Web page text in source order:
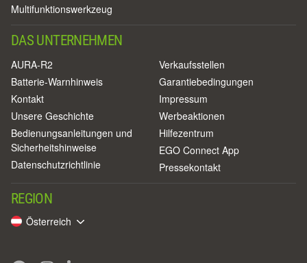
Multifunktionswerkzeug
DAS UNTERNEHMEN
AURA-R2
Batterie-Warnhinweis
Kontakt
Unsere Geschichte
Bedienungsanleitungen und
Sicherheitshinweise
Datenschutzrichtlinie
Verkaufsstellen
Garantiebedingungen
Impressum
Werbeaktionen
Hilfezentrum
EGO Connect App
Pressekontakt
REGION
Österreich